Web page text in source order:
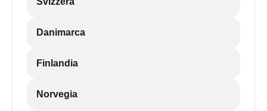
Danimarca
Finlandia
Norvegia